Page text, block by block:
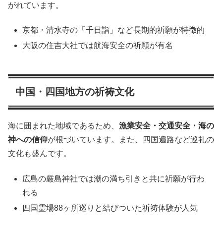
がれています。
京都・清水寺の「千日詣」など長期的祈願が特徴的
大阪の住吉大社では航海安全の祈願が有名
中国・四国地方の祈祷文化
海に囲まれた地域であるため、 漁業安全・交通安全・海の
神への信仰が根づいています。また、四国遍路など巡礼の
文化も盛んです。
広島の厳島神社では潮の満ち引きと共に祈願が行わ
れる
四国霊場88ヶ所巡りと結びついた祈祷体験が人気